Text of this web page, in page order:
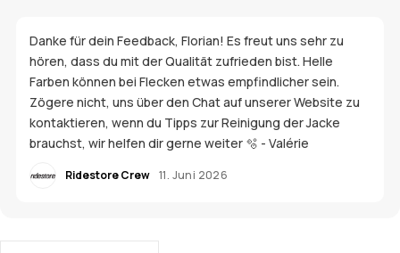
Danke für dein Feedback, Florian! Es freut uns sehr zu
hören, dass du mit der Qualität zufrieden bist. Helle
Farben können bei Flecken etwas empfindlicher sein.
Zögere nicht, uns über den Chat auf unserer Website zu
kontaktieren, wenn du Tipps zur Reinigung der Jacke
brauchst, wir helfen dir gerne weiter 🫧 - Valérie
Ridestore Crew 11. Juni 2026